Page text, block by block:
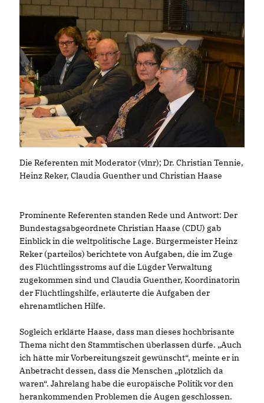
Die Referenten mit Moderator (vlnr); Dr. Christian Tennie,
Heinz Reker, Claudia Guenther und Christian Haase
Prominente Referenten standen Rede und Antwort: Der
Bundestagsabgeordnete Christian Haase (CDU) gab
Einblick in die weltpolitische Lage. Bürgermeister Heinz
Reker (parteilos) berichtete von Aufgaben, die im Zuge
des Flüchtlingsstroms auf die Lügder Verwaltung
zugekommen sind und Claudia Guenther, Koordinatorin
der Flüchtlingshilfe, erläuterte die Aufgaben der
ehrenamtlichen Hilfe.
Sogleich erklärte Haase, dass man dieses hochbrisante
Thema nicht den Stammtischen überlassen dürfe. „Auch
ich hätte mir Vorbereitungszeit gewünscht“, meinte er in
Anbetracht dessen, dass die Menschen „plötzlich da
waren“. Jahrelang habe die europäische Politik vor den
herankommenden Problemen die Augen geschlossen.